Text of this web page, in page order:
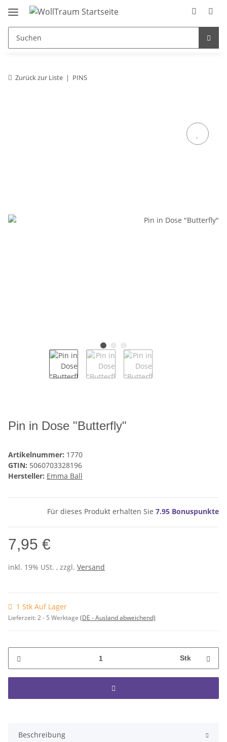
Zurück zur Liste PINS
Pin in Dose "Butterfly"
Artikelnummer: 1770
GTIN: 5060703328196
Hersteller: Emma Ball
Für dieses Produkt erhalten Sie 7.95 Bonuspunkte
7,95 €
inkl. 19% USt. , zzgl. Versand
1 Stk Auf Lager
Lieferzeit:2 - 5 Werktage (DE - Ausland abweichend)
Stk
Beschreibung